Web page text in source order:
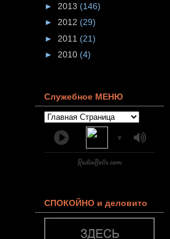
► 2013 (146)
► 2012 (29)
► 2011 (21)
► 2010 (4)
Служебное МЕНЮ
▼
СПОКОЙНО и деловито